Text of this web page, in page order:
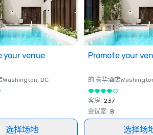
your venue
Washington, DC
选择场地
Promote your
的 豪华酒店
客房: 237
会议室: 8
选择场